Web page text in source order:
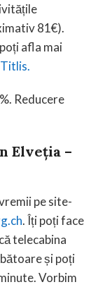
81€).
afla mai
Reducere
Elveția –
pe site-
. Îți poți face
telecabina
și poți
Vorbim